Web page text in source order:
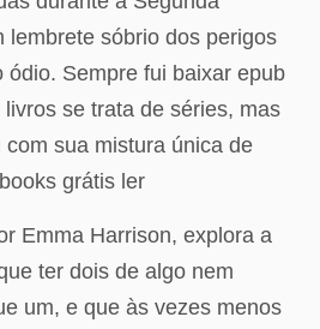
lembrete sóbrio dos perigos
ódio. Sempre fui baixar epub
se trata de séries, mas
sua mistura única de
grátis ler
Emma Harrison, explora a
ter dois de algo nem
um, e que às vezes menos